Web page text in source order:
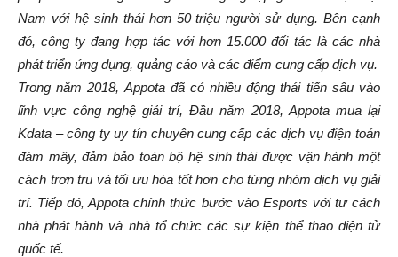
Nam với hệ sinh thái hơn 50 triệu người sử dụng. Bên cạnh
đó, công ty đang hợp tác với hơn 15.000 đối tác là các nhà
phát triển ứng dụng, quảng cáo và các điểm cung cấp dịch vụ.
Trong năm 2018, Appota đã có nhiều động thái tiến sâu vào
lĩnh vực công nghệ giải trí, Đầu năm 2018, Appota mua lại
Kdata – công ty uy tín chuyên cung cấp các dịch vụ điện toán
đám mây, đảm bảo toàn bộ hệ sinh thái được vận hành một
cách trơn tru và tối ưu hóa tốt hơn cho từng nhóm dịch vụ giải
trí. Tiếp đó, Appota chính thức bước vào Esports với tư cách
nhà phát hành và nhà tổ chức các sự kiện thể thao điện tử
quốc tế.